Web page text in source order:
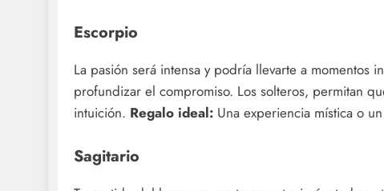
Escorpio
La pasión será intensa y podría llevarte a momentos
profundizar el compromiso. Los solteros, permitan
intuición. Regalo ideal: Una experiencia mística o
Sagitario